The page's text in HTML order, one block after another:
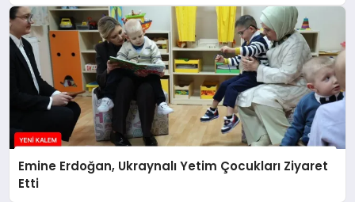
Açıklaması
Emine Erdoğan, Ukraynalı Yetim Çocukları Ziyaret
Etti